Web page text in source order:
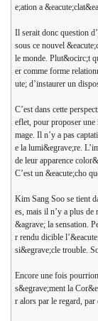
e;ation a
Il serait donc question
sous ce nouvel
le monde. Plut&ocirc;t
er comme forme
ute; d’instaurer un
C’est dans cette
eflet, pour proposer
mage. Il n’y a pas
e la lumi&egrave;re.
de leur apparence
C’est un &eacute;cho
Kim Sang Soo se tient
es, mais il n’y a plus de
&agrave; la sensation.
r rendu dicible
si&egrave;cle trouble.
Encore une fois
s&egrave;ment la
r alors par le regard, par